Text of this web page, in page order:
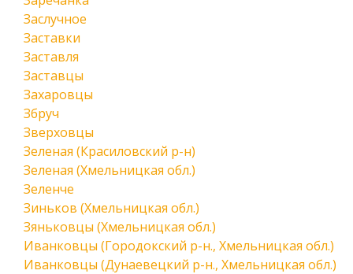
Заслучное
Заставки
Заставля
Заставцы
Захаровцы
Збруч
Зверховцы
Зеленая (Красиловский р-н)
Зеленая (Хмельницкая обл.)
Зеленче
Зиньков (Хмельницкая обл.)
Зяньковцы (Хмельницкая обл.)
Иванковцы (Городокский р-н., Хмельницкая обл.)
Иванковцы (Дунаевецкий р-н., Хмельницкая обл.)